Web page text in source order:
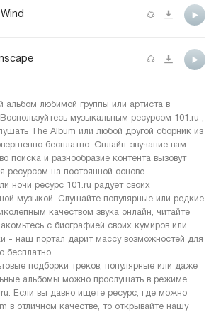
альбом любимой группы или артиста в
музыкальным ресурсом 101.ru ,
The Album или любой другой сборник из
бесплатно. Онлайн-звучание вам
поиска и разнообразие контента вызовут
ресурсом на постоянной основе.
ночи ресурс 101.ru радует своих
музыкой. Слушайте популярные или редкие
качеством звука онлайн, читайте
с биографией своих кумиров или
- наш портал дарит массу возможностей для
бесплатно.
подборки треков, популярные или даже
альбомы можно прослушать в режиме
Если вы давно ищете ресурс, где можно
в отличном качестве, то открывайте нашу